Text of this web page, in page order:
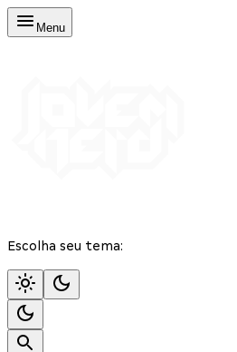
Menu
Escolha seu tema: